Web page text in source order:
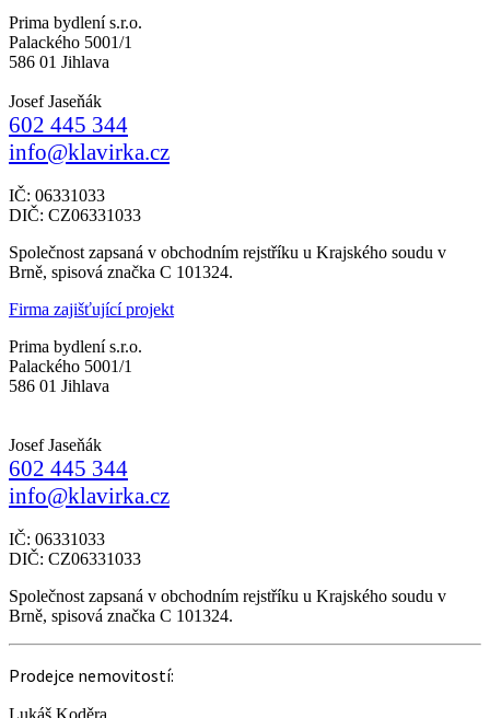
Prima bydlení s.r.o.
Palackého 5001/1
586 01 Jihlava
Josef Jaseňák
602 445 344
info@klavirka.cz
IČ: 06331033
DIČ: CZ06331033
Společnost zapsaná v obchodním rejstříku u Krajského soudu v
Brně, spisová značka C 101324.
Firma zajišťující projekt
Prima bydlení s.r.o.
Palackého 5001/1
586 01 Jihlava
Josef Jaseňák
602 445 344
info@klavirka.cz
IČ: 06331033
DIČ: CZ06331033
Společnost zapsaná v obchodním rejstříku u Krajského soudu v
Brně, spisová značka C 101324.
Prodejce nemovitostí: